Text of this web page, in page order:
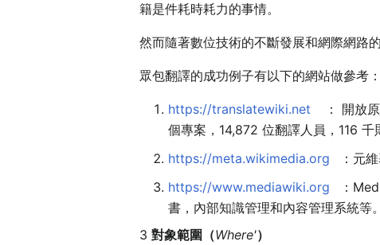
籍是件耗時耗力的事情。
然而隨著數位技術的不斷發展和網際網路
眾包翻譯的成功例子有以下的網站做參考：
https://translatewiki.net
： 開放
個專案，14,872 位翻譯人員，116 千
https://meta.wikimedia.org
：元
https://www.mediawiki.org
：
書，內部知識管理和內容管理系統等
3對象範圍（Where'）